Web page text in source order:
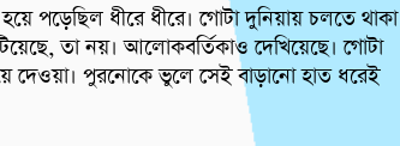
পড়েছিল ধীরে ধীরে। গোটা দুনিয়ায় চলতে থাকা
তা নয়। আলোকবর্তিকাও দেখিয়েছে। গোটা
দেওয়া। পুরনোকে ভুলে সেই বাড়ানো হাত ধরেই